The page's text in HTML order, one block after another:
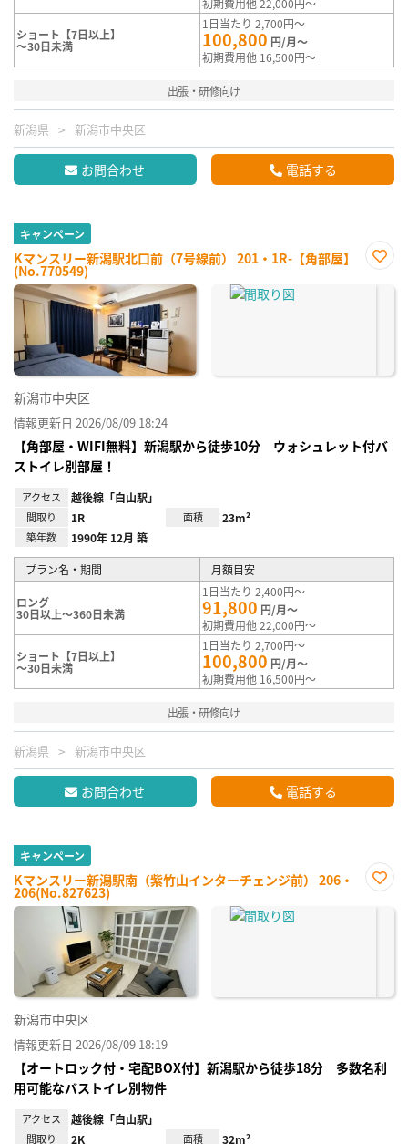
ショート【7日以上】
～30日未満
1日当たり 2,700円～
100,800 円/月～
初期費用他 16,500円～
出張・研修向け
新潟県 新潟市中央区
お問合わせ 電話する
キャンペーン
Kマンスリー新潟駅北口前（7号線前） 201・1R-【角部屋】
(No.770549)
に入
新潟市中央区
情報更新日 2026/08/09 18:24
【角部屋・WIFI無料】新潟駅から徒歩10分 ウォシュレット付バ
ストイレ別部屋！
アクセス 越後線「白山駅」
間取り 1R 面積 23m²
築年数 1990年 12月 築
プラン名・期間 月額目安
ロング
30日以上～360日未満
1日当たり 2,400円～
91,800 円/月～
初期費用他 22,000円～
ショート【7日以上】
～30日未満
1日当たり 2,700円～
100,800 円/月～
初期費用他 16,500円～
出張・研修向け
新潟県 新潟市中央区
お問合わせ 電話する
キャンペーン
Kマンスリー新潟駅南（紫竹山インターチェンジ前） 206・
206(No.827623)
に入
新潟市中央区
情報更新日 2026/08/09 18:19
【オートロック付・宅配BOX付】新潟駅から徒歩18分 多数名利
用可能なバストイレ別物件
アクセス 越後線「白山駅」
間取り 2K 面積 32m²